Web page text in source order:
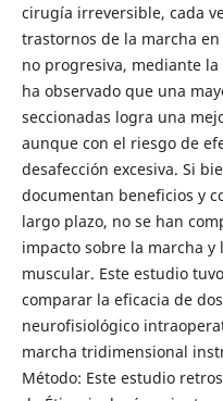
cirugía irreversible, cada
trastornos de la marcha
no progresiva, mediante
ha observado que una
seccionadas logra una
aunque con el riesgo de
desafección excesiva. Si
documentan beneficios y
largo plazo, no se han
impacto sobre la marcha
muscular. Este estudio
comparar la eficacia de
neurofisiológico
marcha tridimensional
Método: Este estudio